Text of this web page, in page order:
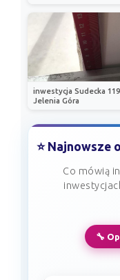
inwestycja Sudecka 119,
Jelenia Góra
⭐ Najnowsze
Co mówią
🔧